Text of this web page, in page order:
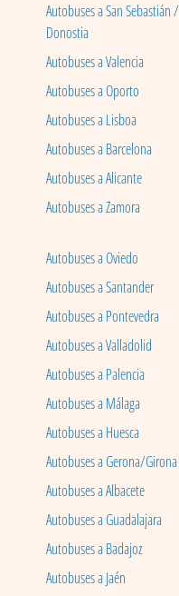
Autobuses a San Sebastián /
Donostia
Autobuses a Valencia
Autobuses a Oporto
Autobuses a Lisboa
Autobuses a Barcelona
Autobuses a Alicante
Autobuses a Zamora
Autobuses a Oviedo
Autobuses a Santander
Autobuses a Pontevedra
Autobuses a Valladolid
Autobuses a Palencia
Autobuses a Málaga
Autobuses a Huesca
Autobuses a Gerona/Girona
Autobuses a Albacete
Autobuses a Guadalajara
Autobuses a Badajoz
Autobuses a Jaén